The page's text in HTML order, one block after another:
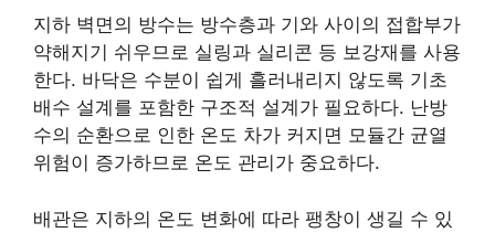
지하 벽면의 방수는 방수층과 기와 사이의 접합부가
약해지기 쉬우므로 실링과 실리콘 등 보강재를 사용
한다. 바닥은 수분이 쉽게 흘러내리지 않도록 기초
배수 설계를 포함한 구조적 설계가 필요하다. 난방
수의 순환으로 인한 온도 차가 커지면 모듈간 균열
위험이 증가하므로 온도 관리가 중요하다.
배관은 지하의 온도 변화에 따라 팽창이 생길 수 있